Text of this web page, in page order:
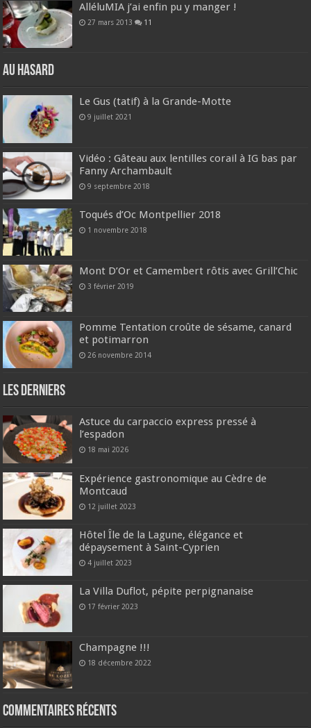
AlléluMIA j’ai enfin pu y manger !
27 mars 2013 11
Au hasard
Le Gus (tatif) à la Grande-Motte
9 juillet 2021
Vidéo : Gâteau aux lentilles corail à IG bas par
Fanny Archambault
9 septembre 2018
Toqués d’Oc Montpellier 2018
1 novembre 2018
Mont D’Or et Camembert rôtis avec Grill’Chic
3 février 2019
Pomme Tentation croûte de sésame, canard
et potimarron
26 novembre 2014
Les derniers
Astuce du carpaccio express pressé à
l’espadon
18 mai 2026
Expérience gastronomique au Cèdre de
Montcaud
12 juillet 2023
Hôtel Île de la Lagune, élégance et
dépaysement à Saint-Cyprien
4 juillet 2023
La Villa Duflot, pépite perpignanaise
17 février 2023
Champagne !!!
18 décembre 2022
Commentaires récents